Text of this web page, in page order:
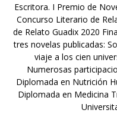
Escritora. I Premio de
Concurso Literario de
de Relato Guadix 2020
tres novelas publicadas:
viaje a los cien
Numerosas
Diplomada en Nutrición
Diplomada en Medicina